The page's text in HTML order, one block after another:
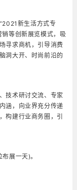
新生活方式专
等创新展览模式，吸
寻求商机，引导消费
洞大开、时尚前沿的
技术研讨交流、专家
涵，向业界充分传递
构建行业商务圈，引
展一天)。